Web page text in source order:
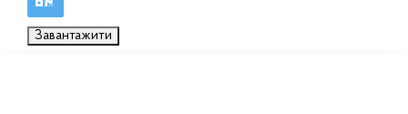
Завантажити